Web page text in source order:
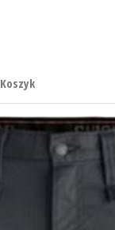
Koszyk